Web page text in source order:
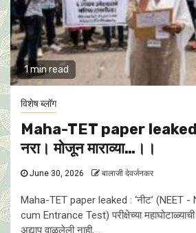
1 min read
विशेष ब्लॉग
Maha-TET paper leaked
नरा। मोजून माराव्या…।।
June 30, 2026 बालाजी देवर्जनकर
Maha-TET paper leaked : ‘नीट’ (NEET
cum Entrance Test) परीक्षेच्या
अद्याप वाळलेली नाही,...